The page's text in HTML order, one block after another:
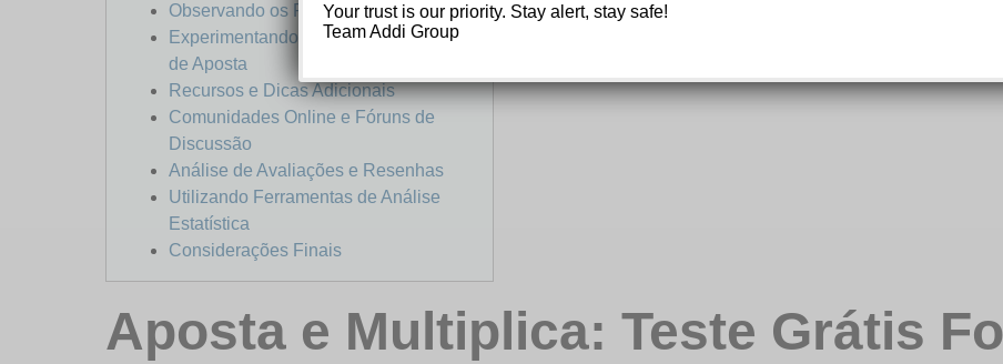
Observando os Padrões do Jogo
Experimentando Diferentes Tamanhos
de Aposta
Recursos e Dicas Adicionais
Comunidades Online e Fóruns de
Discussão
Análise de Avaliações e Resenhas
Utilizando Ferramentas de Análise
Estatística
Considerações Finais
Aposta e Multiplica: Teste Grátis
Your trust is our priority. Stay alert, stay safe!
Team Addi Group